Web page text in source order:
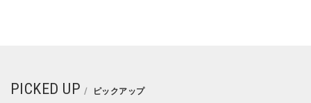
PICKED UP ピックアップ